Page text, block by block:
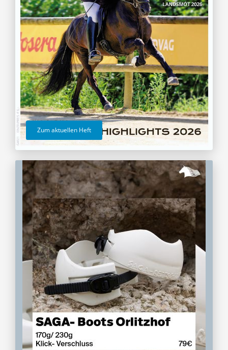
Zum aktuellen Heft